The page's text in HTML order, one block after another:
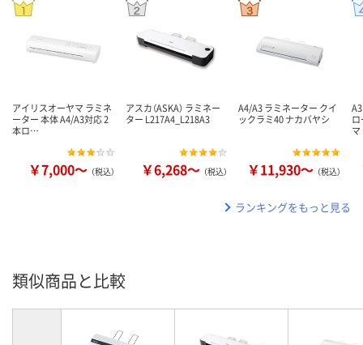
アイリスオーヤマ ラミネ
ーター 本体 A4/A3対応 2
本ロ…
￥7,000～ （税込）
アスカ（ASKA） ラミネー
ター L217A4_L218A3
￥6,268～ （税込）
A4/A3 ラミネーター クイ
ックラミ40 ナカバヤシ
￥11,930～ （税込）
マ
ランキングをもっと見る
類似商品と比較